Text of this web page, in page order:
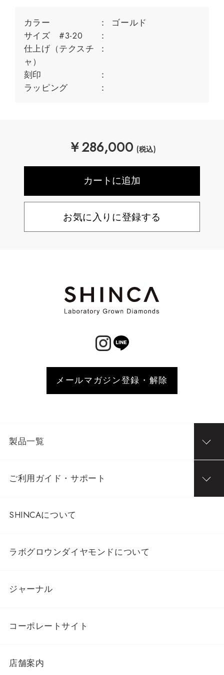
カラー
ゴールド
サイズ #3-20
仕上げ（テクスチ
ャ）
刻印
ラッピング
￥286,000 (税込)
お気に入りに登録する
メールマガジン登録・解除
製品一覧
ご利用ガイド・サポート
SHINCAについて
ラボグロウンダイヤモンドについて
ジャーナル
コーポレートサイト
店舗案内